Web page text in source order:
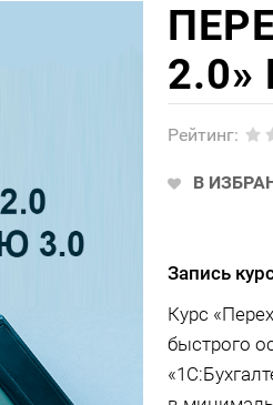
Рейтинг:
В
Запись
Курс
быстрого